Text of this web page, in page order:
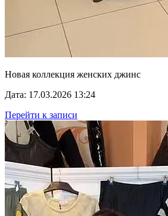
Новая коллекция женских джинс
Дата: 17.03.2026 13:24
Перейти к записи